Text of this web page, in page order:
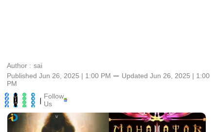
Author : sai
Published Jun 26, 2025 | 1:00 PM ⚊ Updated Jun 26, 2025 | 1:00
PM
| Follow
Us